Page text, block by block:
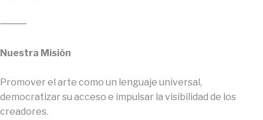
⸻
Nuestra Misión
Promover el arte como un lenguaje universal,
democratizar su acceso e impulsar la visibilidad de los
creadores.